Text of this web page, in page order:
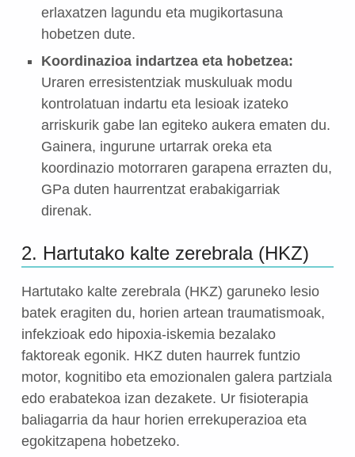
erlaxatzen lagundu eta mugikortasuna
hobetzen dute.
Koordinazioa indartzea eta hobetzea:
Uraren erresistentziak muskuluak modu
kontrolatuan indartu eta lesioak izateko
arriskurik gabe lan egiteko aukera ematen du.
Gainera, ingurune urtarrak oreka eta
koordinazio motorraren garapena errazten du,
GPa duten haurrentzat erabakigarriak
direnak.
2. Hartutako kalte zerebrala (HKZ)
Hartutako kalte zerebrala (HKZ) garuneko lesio
batek eragiten du, horien artean traumatismoak,
infekzioak edo hipoxia-iskemia bezalako
faktoreak egonik. HKZ duten haurrek funtzio
motor, kognitibo eta emozionalen galera partziala
edo erabatekoa izan dezakete. Ur fisioterapia
baliagarria da haur horien errekuperazioa eta
egokitzapena hobetzeko.